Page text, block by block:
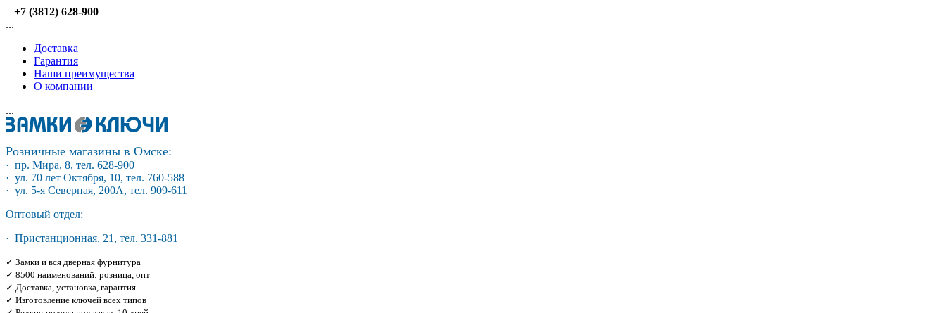
+7 (3812) 628-900
...
Доставка
Гарантия
Наши преимущества
О компании
...
Розничные магазины в Омске:
· пр. Мира, 8, тел. 628-900
· ул. 70 лет Октября, 10, тел. 760-588
· ул. 5-я Северная, 200А, тел. 909-611
Оптовый отдел:
· Пристанционная, 21, тел. 331-881
✓ Замки и вся дверная фурнитура
✓ 8500 наименований: розница, опт
✓ Доставка, установка, гарантия
✓ Изготовление ключей всех типов